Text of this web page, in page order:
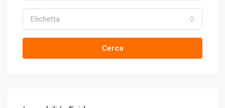
Etichetta
Cerca